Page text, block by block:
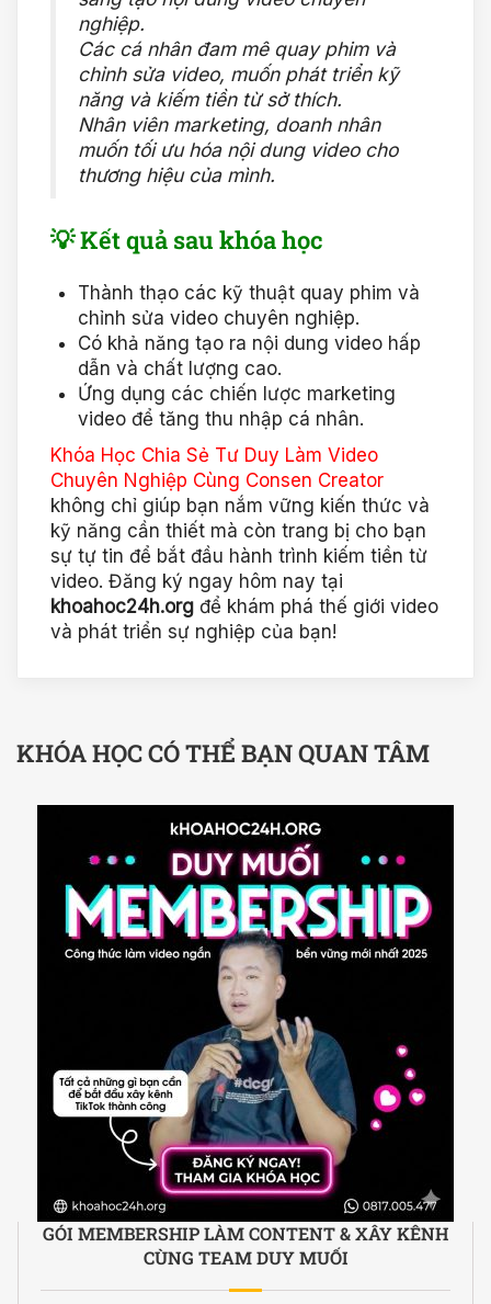
nghiệp.
Các cá nhân đam mê quay phim và
chỉnh sửa video, muốn phát triển kỹ
năng và kiếm tiền từ sở thích.
Nhân viên marketing, doanh nhân
muốn tối ưu hóa nội dung video cho
thương hiệu của mình.
💡 Kết quả sau khóa học
Thành thạo các kỹ thuật quay phim và
chỉnh sửa video chuyên nghiệp.
Có khả năng tạo ra nội dung video hấp
dẫn và chất lượng cao.
Ứng dụng các chiến lược marketing
video để tăng thu nhập cá nhân.
Khóa Học Chia Sẻ Tư Duy Làm Video
Chuyên Nghiệp Cùng Consen Creator
không chỉ giúp bạn nắm vững kiến thức và
kỹ năng cần thiết mà còn trang bị cho bạn
sự tự tin để bắt đầu hành trình kiếm tiền từ
video. Đăng ký ngay hôm nay tại
khoahoc24h.org để khám phá thế giới video
và phát triển sự nghiệp của bạn!
KHÓA HỌC CÓ THỂ BẠN QUAN TÂM
GÓI MEMBERSHIP LÀM CONTENT & XÂY KÊNH
CÙNG TEAM DUY MUỐI